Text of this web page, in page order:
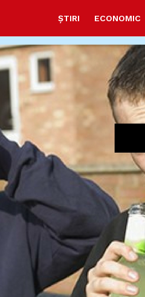
ȘTIRI ECONOMIC